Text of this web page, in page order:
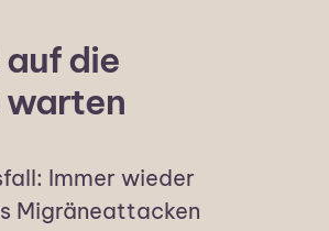
die
Immer wieder
Migräneattacken